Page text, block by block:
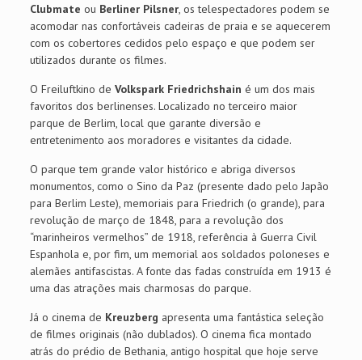
Clubmate ou Berliner Pilsner, os telespectadores podem se
acomodar nas confortáveis cadeiras de praia e se aquecerem
com os cobertores cedidos pelo espaço e que podem ser
utilizados durante os filmes.
O Freiluftkino de Volkspark Friedrichshain é um dos mais
favoritos dos berlinenses. Localizado no terceiro maior
parque de Berlim, local que garante diversão e
entretenimento aos moradores e visitantes da cidade.
O parque tem grande valor histórico e abriga diversos
monumentos, como o Sino da Paz (presente dado pelo Japão
para Berlim Leste), memoriais para Friedrich (o grande), para
revolução de março de 1848, para a revolução dos
“marinheiros vermelhos” de 1918, referência à Guerra Civil
Espanhola e, por fim, um memorial aos soldados poloneses e
alemães antifascistas. A fonte das fadas construída em 1913 é
uma das atrações mais charmosas do parque.
Já o cinema de Kreuzberg apresenta uma fantástica seleção
de filmes originais (não dublados). O cinema fica montado
atrás do prédio de Bethania, antigo hospital que hoje serve